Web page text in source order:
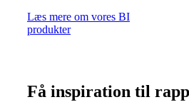
Læs mere om vores BI
produkter
Få inspiration til